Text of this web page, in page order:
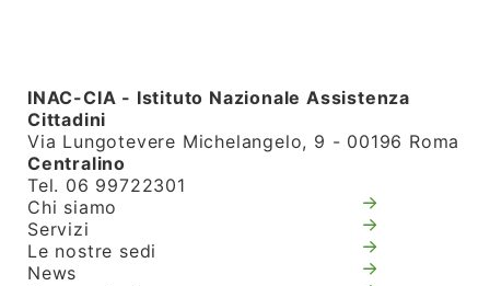
INAC-CIA - Istituto Nazionale Assistenza
Cittadini
Via Lungotevere Michelangelo, 9 - 00196 Roma
Centralino
Tel. 06 99722301
Chi siamo
Servizi
Le nostre sedi
News